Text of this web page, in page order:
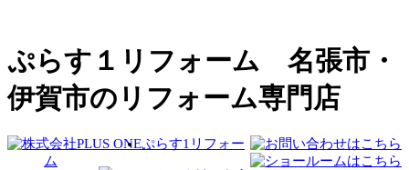
ぷらす１リフォーム 名張市・
伊賀市のリフォーム専門店
ぷらす1リフォー
ム